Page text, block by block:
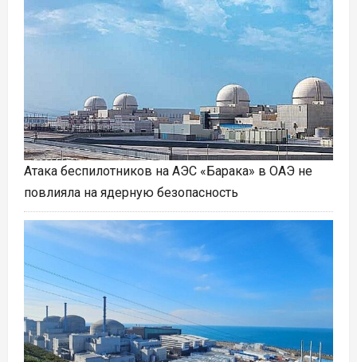
Атака беспилотников на АЭС «Барака» в ОАЭ не
повлияла на ядерную безопасность